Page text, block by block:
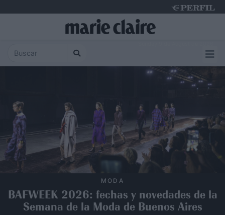
MODA
BAFWEEK 2026: fechas y novedades de la
Semana de la Moda de Buenos Aires